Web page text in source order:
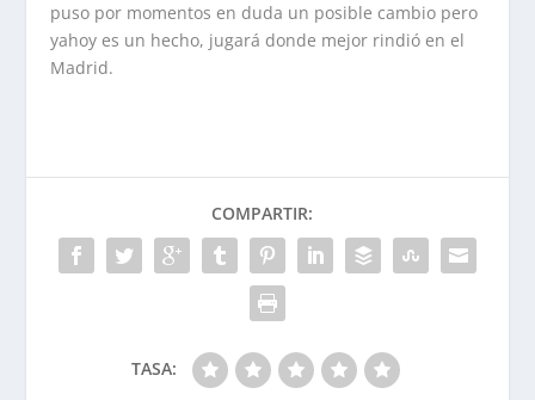
puso por momentos en duda un posible cambio pero
yahoy es un hecho, jugará donde mejor rindió en el
Madrid.
COMPARTIR:
TASA: